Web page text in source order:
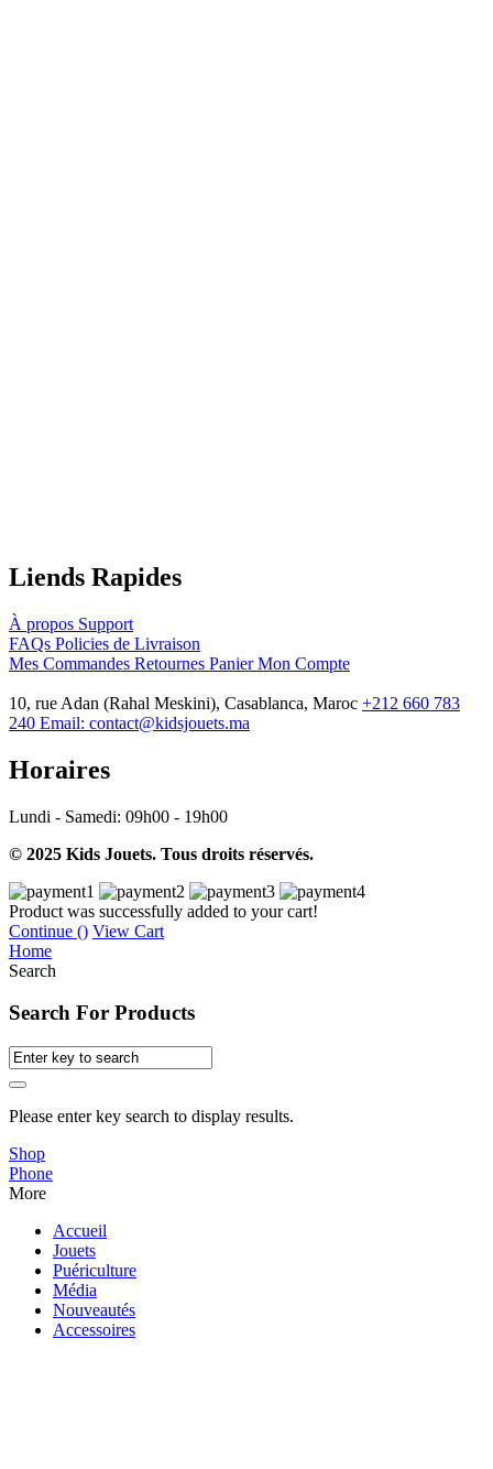
Liends Rapides
À propos Support
FAQs Policies de Livraison
Mes Commandes Retournes Panier Mon Compte
10, rue Adan (Rahal Meskini), Casablanca, Maroc +212 660 783
240 Email: contact@kidsjouets.ma
Horaires
Lundi - Samedi: 09h00 - 19h00
© 2025 Kids Jouets. Tous droits réservés.
Product was successfully added to your cart!
Continue () View Cart
Home
Search
Search For Products
Please enter key search to display results.
Shop
Phone
More
Accueil
Jouets
Puériculture
Média
Nouveautés
Accessoires